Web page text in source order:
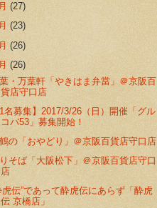
(27)
(23)
(26)
(26)
・万葉軒「やきはま弁當」＠京阪百
貨店守口店
1名募集】2017/3/26（日）開催「グル
コバ53」募集開始！
の「おやどり」＠京阪百貨店守口店
そば「大阪松下」＠京阪百貨店守口
店
虎伝”であって酔虎伝にあらず「酔虎
伝 京橋店」